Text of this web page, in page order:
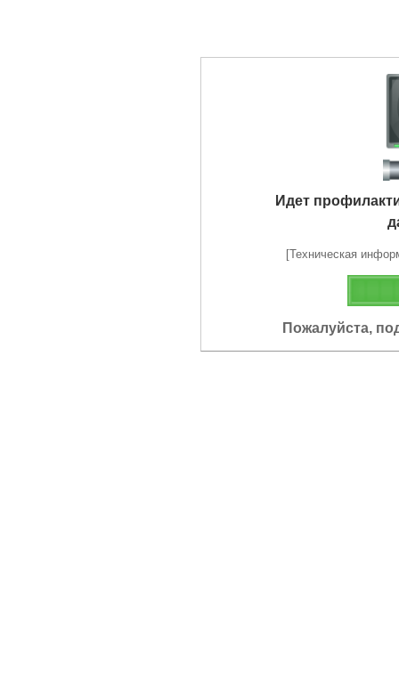
Идет
[Техническая
Пожалуйста,